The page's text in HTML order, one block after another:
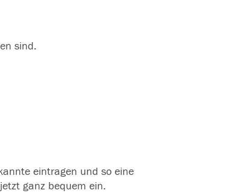
sind.
eintragen und so eine
ganz bequem ein.